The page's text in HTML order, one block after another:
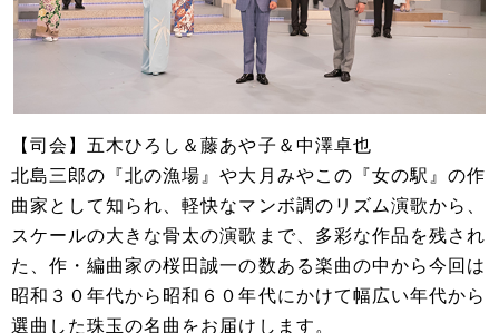
【司会】五木ひろし＆藤あや子＆中澤卓也
北島三郎の『北の漁場』や大月みやこの『女の駅』の作
曲家として知られ、軽快なマンボ調のリズム演歌から、
スケールの大きな骨太の演歌まで、多彩な作品を残され
た、作・編曲家の桜田誠一の数ある楽曲の中から今回は
昭和３０年代から昭和６０年代にかけて幅広い年代から
選曲した珠玉の名曲をお届けします。